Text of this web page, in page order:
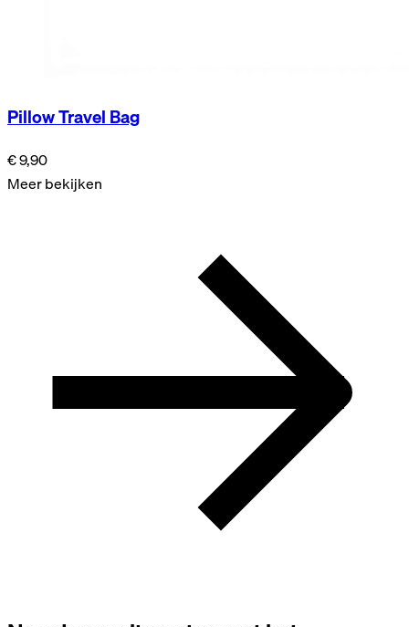
Pillow Travel Bag
€ 9,90
Meer bekijken